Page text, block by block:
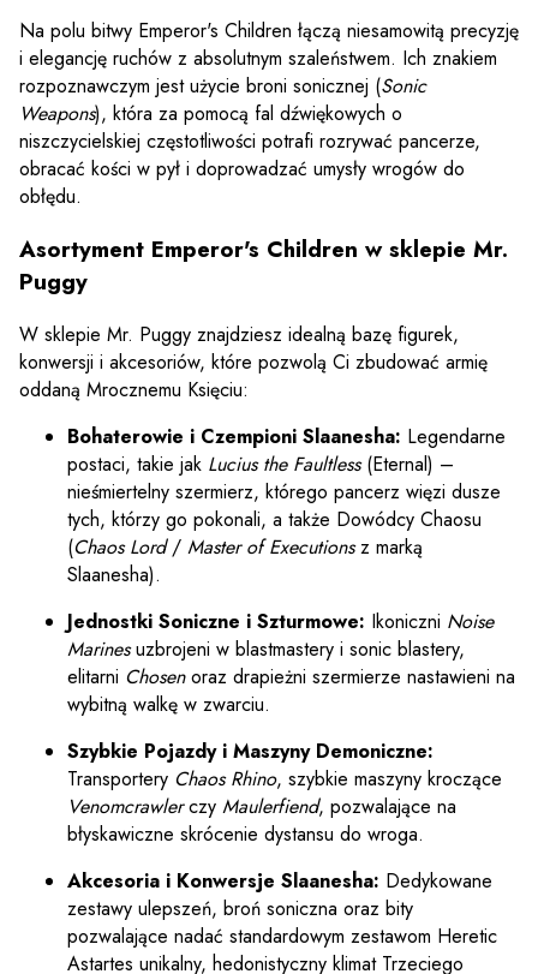
Na polu bitwy Emperor's Children łączą niesamowitą precyzję
i elegancję ruchów z absolutnym szaleństwem. Ich znakiem
rozpoznawczym jest użycie broni sonicznej (Sonic
Weapons), która za pomocą fal dźwiękowych o
niszczycielskiej częstotliwości potrafi rozrywać pancerze,
obracać kości w pył i doprowadzać umysły wrogów do
obłędu.
Asortyment Emperor's Children w sklepie Mr.
Puggy
W sklepie Mr. Puggy znajdziesz idealną bazę figurek,
konwersji i akcesoriów, które pozwolą Ci zbudować armię
oddaną Mrocznemu Księciu:
Bohaterowie i Czempioni Slaanesha: Legendarne
postaci, takie jak Lucius the Faultless(Eternal) –
nieśmiertelny szermierz, którego pancerz więzi dusze
tych, którzy go pokonali, a także Dowódcy Chaosu
(Chaos Lord/ Master of Executionsz marką
Slaanesha).
Jednostki Soniczne i Szturmowe: Ikoniczni Noise
Marinesuzbrojeni w blastmastery i sonic blastery,
elitarni Chosenoraz drapieżni szermierze nastawieni na
wybitną walkę w zwarciu.
Szybkie Pojazdy i Maszyny Demoniczne:
Transportery Chaos Rhino, szybkie maszyny kroczące
Venomcrawlerczy Maulerfiend, pozwalające na
błyskawiczne skrócenie dystansu do wroga.
Akcesoria i Konwersje Slaanesha: Dedykowane
zestawy ulepszeń, broń soniczna oraz bity
pozwalające nadać standardowym zestawom Heretic
Astartes unikalny, hedonistyczny klimat Trzeciego